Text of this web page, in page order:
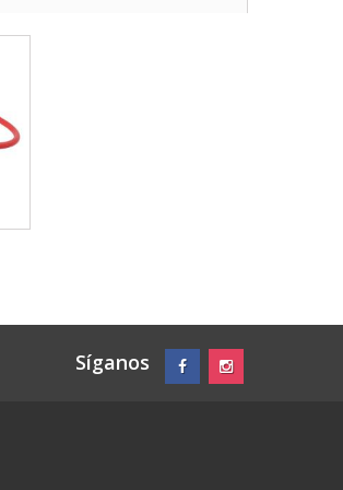
Síganos